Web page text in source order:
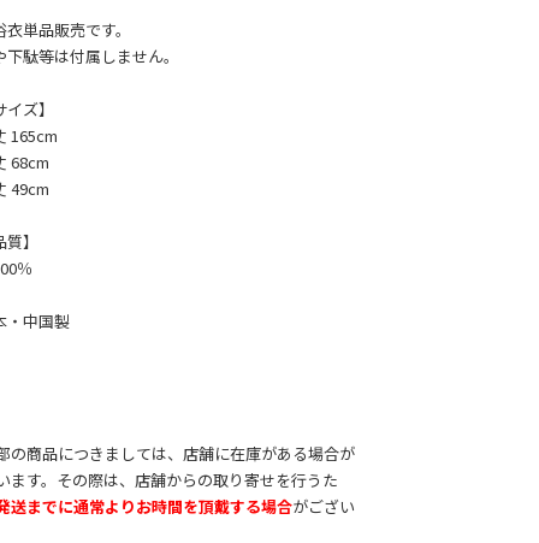
単品販売です。
下駄等は付属しません。
ズ】
165cm
68cm
49cm
】
％
・中国製
の商品につきましては、店舗に在庫がある場合が
ます。その際は、店舗からの取り寄せを行うた
送までに通常よりお時間を頂戴する場合がござい